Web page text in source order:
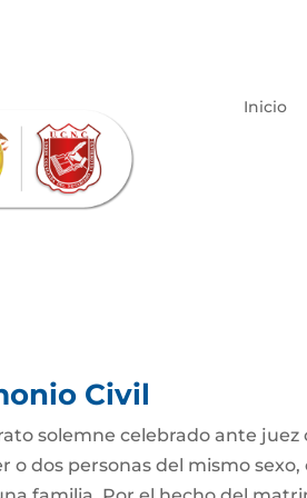
Inicio
Civil
solemne celebrado ante
o dos personas del mismo